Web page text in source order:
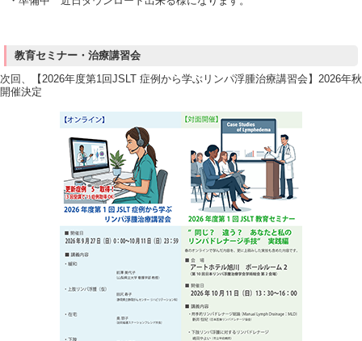
教育セミナー・治療講習会
次回、【2026年度第1回JSLT 症例から学ぶリンパ浮腫治療講習会】2026年秋
開催決定